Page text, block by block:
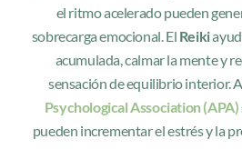
el ritmo acelerado pueden
sobrecarga emocional. El Reiki
acumulada, calmar la mente y
sensación de equilibrio interior.
Psychological Association (APA)
pueden incrementar el estrés y la